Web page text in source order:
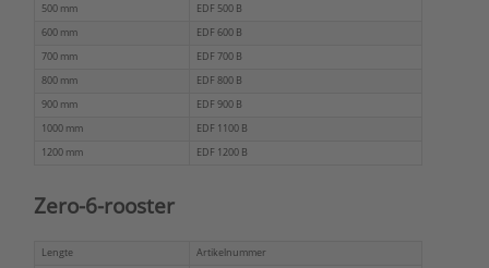
500 mm
EDF 500 B
600 mm
EDF 600 B
700 mm
EDF 700 B
800 mm
EDF 800 B
900 mm
EDF 900 B
1000 mm
EDF 1100 B
1200 mm
EDF 1200 B
Zero-6-rooster
Lengte
Artikelnummer